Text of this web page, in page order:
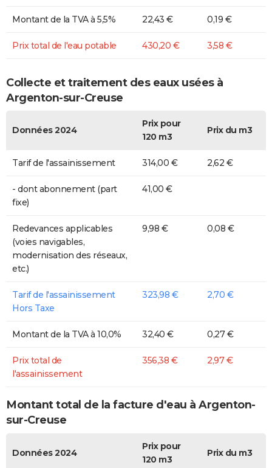
Montant de la TVA à 5,5% 22,43 € 0,19 €
Prix total de l'eau potable 430,20 € 3,58 €
Collecte et traitement des eaux usées à
Argenton-sur-Creuse
Données 2024
Prix pour
120 m3
Prix du m3
Tarif de l'assainissement 314,00 € 2,62 €
- dont abonnement (part
fixe)
41,00 €
Redevances applicables
(voies navigables,
modernisation des réseaux,
etc.)
9,98 € 0,08 €
Tarif de l'assainissement
Hors Taxe
323,98 € 2,70 €
Montant de la TVA à 10,0% 32,40 € 0,27 €
Prix total de
l'assainissement
356,38 € 2,97 €
Montant total de la facture d'eau à Argenton-
sur-Creuse
Données 2024
Prix pour
120 m3
Prix du m3